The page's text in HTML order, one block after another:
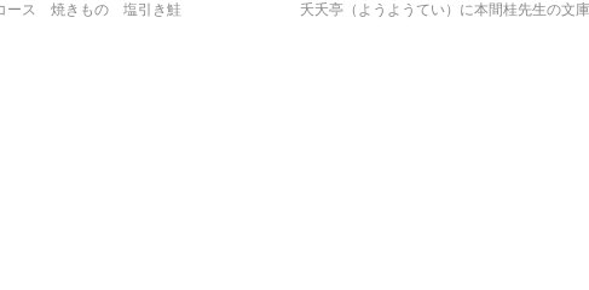
ース 焼きもの 塩引き鮭 夭夭亭（ようようてい）に本間桂先生の文